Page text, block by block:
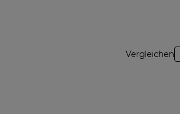
Vergleichen